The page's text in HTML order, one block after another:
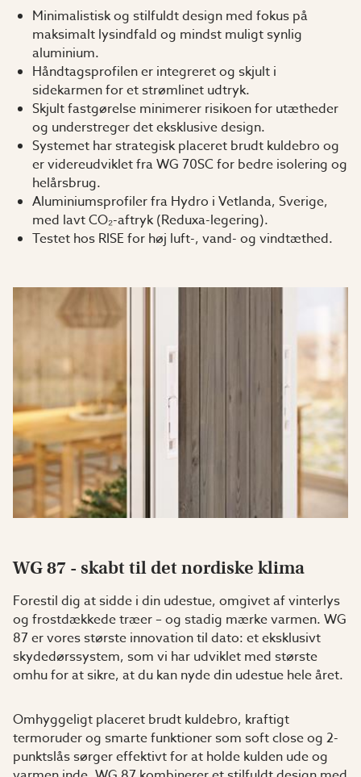
Minimalistisk og stilfuldt design med fokus på
maksimalt lysindfald og mindst muligt synlig
aluminium.
Håndtagsprofilen er integreret og skjult i
sidekarmen for et strømlinet udtryk.
Skjult fastgørelse minimerer risikoen for utætheder
og understreger det eksklusive design.
Systemet har strategisk placeret brudt kuldebro og
er videreudviklet fra WG 70SC for bedre isolering og
helårsbrug.
Aluminiumsprofiler fra Hydro i Vetlanda, Sverige,
med lavt CO₂-aftryk (Reduxa-legering).
Testet hos RISE for høj luft-, vand- og vindtæthed.
WG 87 - skabt til det nordiske klima
Forestil dig at sidde i din udestue, omgivet af vinterlys
og frostdækkede træer – og stadig mærke varmen. WG
87 er vores største innovation til dato: et eksklusivt
skydedørssystem, som vi har udviklet med største
omhu for at sikre, at du kan nyde din udestue hele året.
Omhyggeligt placeret brudt kuldebro, kraftigt
termoruder og smarte funktioner som soft close og 2-
punktslås sørger effektivt for at holde kulden ude og